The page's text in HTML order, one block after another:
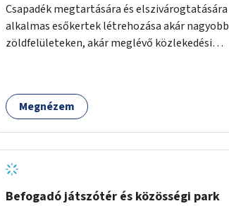
Csapadék megtartására és elszivárogtatására
alkalmas esőkertek létrehozása akár nagyobb
zöldfelületeken, akár meglévő közlekedési
Megnézem
Befogadó játszótér és közösségi park